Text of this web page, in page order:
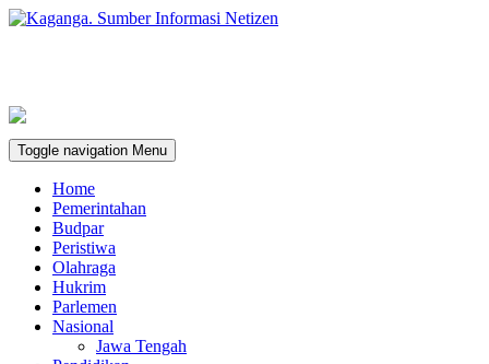
Toggle navigation Menu
Home
Pemerintahan
Budpar
Peristiwa
Olahraga
Hukrim
Parlemen
Nasional
Jawa Tengah